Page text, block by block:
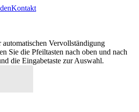
Kontakt
automatischen Vervollständigung
Sie die Pfeiltasten nach oben und nach
die Eingabetaste zur Auswahl.